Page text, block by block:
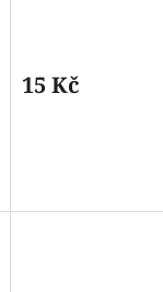
15 Kč